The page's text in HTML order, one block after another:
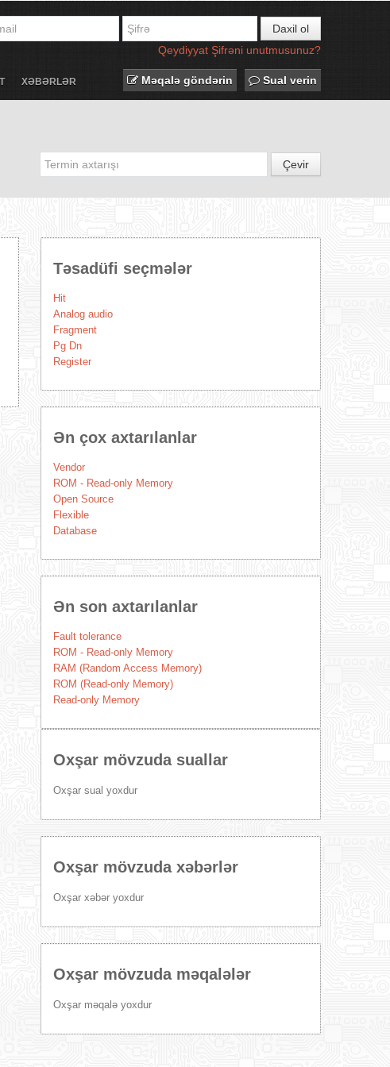
Daxil ol
Qeydiyyat Şifrəni unutmusunuz?
XƏBƏRLƏR Məqalə göndərin Sual verin
Çevir
Təsadüfi seçmələr
Hit
Analog audio
Fragment
Pg Dn
Register
Ən çox axtarılanlar
Vendor
ROM - Read-only Memory
Open Source
Flexible
Database
Ən son axtarılanlar
Fault tolerance
ROM - Read-only Memory
RAM (Random Access Memory)
ROM (Read-only Memory)
Read-only Memory
Oxşar mövzuda suallar
Oxşar sual yoxdur
Oxşar mövzuda xəbərlər
Oxşar xəbər yoxdur
Oxşar mövzuda məqalələr
Oxşar məqalə yoxdur